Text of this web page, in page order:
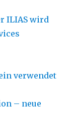
ILIAS wird
verwendet
– neue